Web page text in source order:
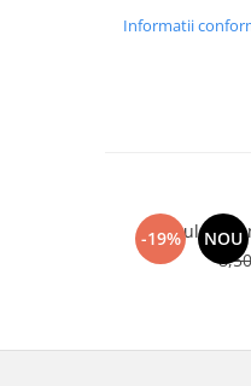
Informatii
-19% NOU
Spatule